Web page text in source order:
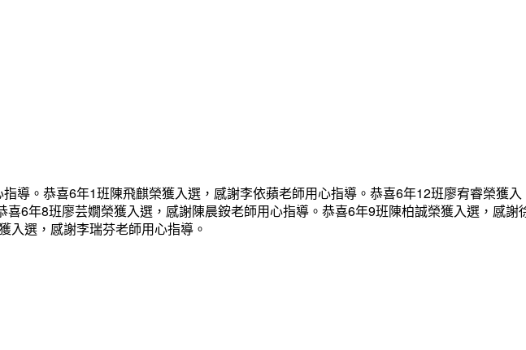
導。恭喜6年1班陳飛麒榮獲入選，感謝李依蘋老師用心指導。恭喜6年12班廖宥睿榮獲入
6年8班廖芸嫺榮獲入選，感謝陳晨銨老師用心指導。恭喜6年9班陳柏誠榮獲入選，感謝
入選，感謝李瑞芬老師用心指導。